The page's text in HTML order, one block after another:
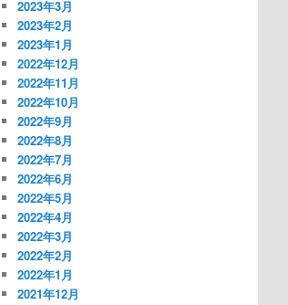
2023年3月
2023年2月
2023年1月
2022年12月
2022年11月
2022年10月
2022年9月
2022年8月
2022年7月
2022年6月
2022年5月
2022年4月
2022年3月
2022年2月
2022年1月
2021年12月